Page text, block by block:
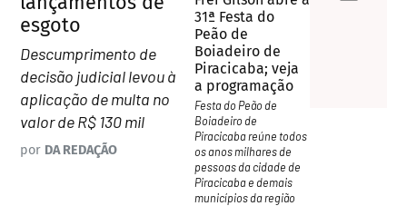
esgoto
Descumprimento de
decisão judicial levou à
aplicação de multa no
valor de R$ 130 mil
por DA REDAÇÃO
31ª Festa do
Peão de
Boiadeiro de
Piracicaba; veja
a programação
Festa do Peão de
Boiadeiro de
Piracicaba reúne todos
os anos milhares de
pessoas da cidade de
Piracicaba e demais
municípios da região